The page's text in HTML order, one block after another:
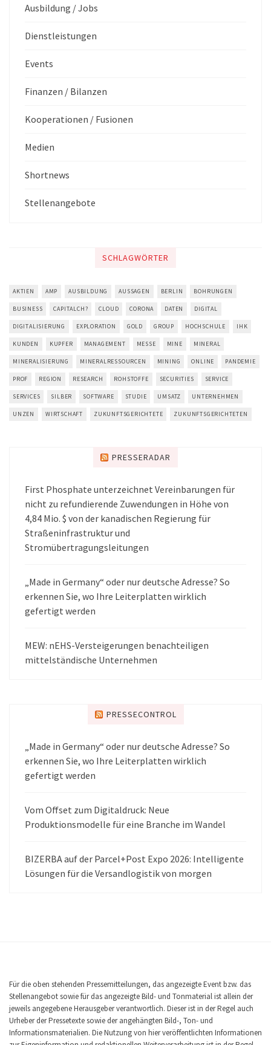
Ausbildung / Jobs
Dienstleistungen
Events
Finanzen / Bilanzen
Kooperationen / Fusionen
Medien
Shortnews
Stellenangebote
SCHLAGWÖRTER
AKTIEN AMP AUSBILDUNG AUSSAGEN BERLIN BOHRUNGEN
BUSINESS CAPITALCH? CLOUD CORONA DATEN DIGITAL
DIGITALISIERUNG EXPLORATION GOLD GROUP HOCHSCHULE IHK
KUNDEN KUPFER MANAGEMENT MESSE MINE MINERAL
MINERALISIERUNG MINERALRESSOURCEN MINING ONLINE PANDEMIE
PROF REGION RESEARCH ROHSTOFFE SECURITIES SERVICE
SERVICES SILBER SOFTWARE STUDIE UMSATZ UNTERNEHMEN
UNZEN WIRTSCHAFT ZUKUNFTSGERICHTETE ZUKUNFTSGERICHTETEN
PRESSERADAR
First Phosphate unterzeichnet Vereinbarungen für
nicht zu refundierende Zuwendungen in Höhe von
4,84 Mio. $ von der kanadischen Regierung für
Straßeninfrastruktur und
Stromübertragungsleitungen
„Made in Germany“ oder nur deutsche Adresse? So
erkennen Sie, wo Ihre Leiterplatten wirklich
gefertigt werden
MEW: nEHS-Versteigerungen benachteiligen
mittelständische Unternehmen
PRESSECONTROL
„Made in Germany“ oder nur deutsche Adresse? So
erkennen Sie, wo Ihre Leiterplatten wirklich
gefertigt werden
Vom Offset zum Digitaldruck: Neue
Produktionsmodelle für eine Branche im Wandel
BIZERBA auf der Parcel+Post Expo 2026: Intelligente
Lösungen für die Versandlogistik von morgen
Für die oben stehenden Pressemitteilungen, das angezeigte Event bzw. das
Stellenangebot sowie für das angezeigte Bild- und Tonmaterial ist allein der
jeweils angegebene Herausgeber verantwortlich. Dieser ist in der Regel auch
Urheber der Pressetexte sowie der angehängten Bild-, Ton- und
Informationsmaterialien. Die Nutzung von hier veröffentlichten Informationen